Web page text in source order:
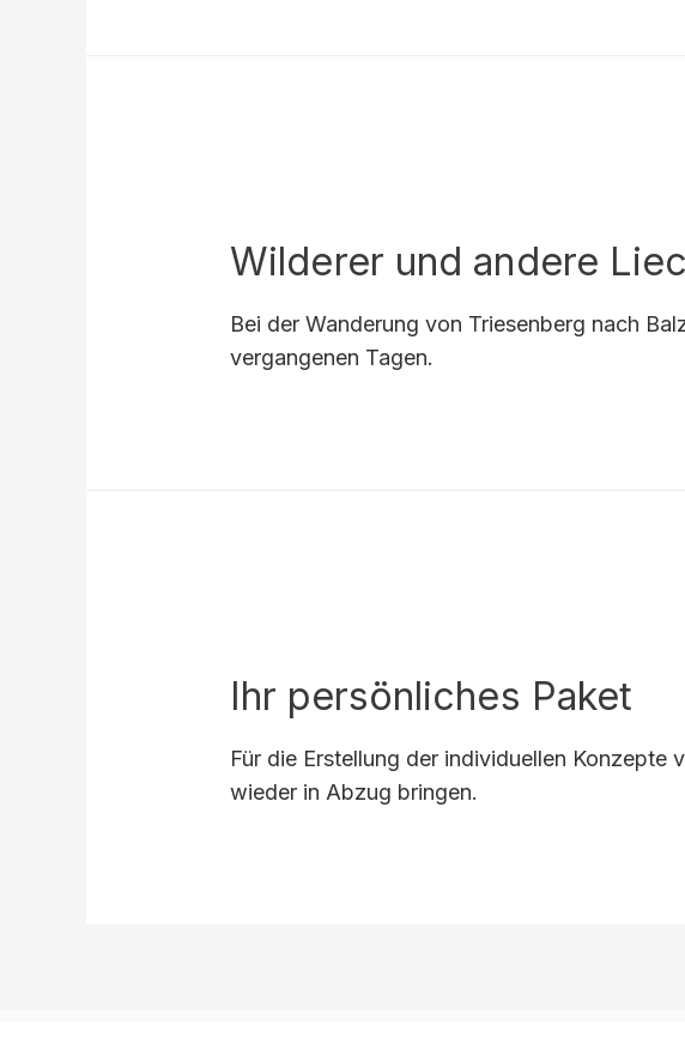
Wilderer und andere
Bei der Wanderung von Triesenberg nach
vergangenen Tagen.
Ihr persönliches Paket
Für die Erstellung der individuellen Konzepte
wieder in Abzug bringen.